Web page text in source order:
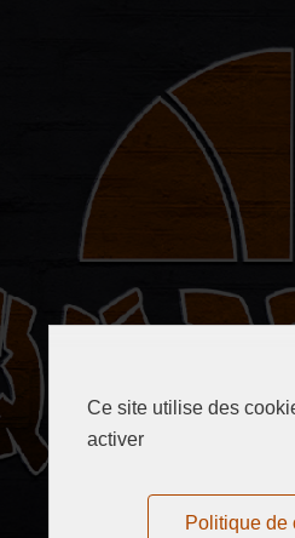
Ce site utilise des
activer
Politique de